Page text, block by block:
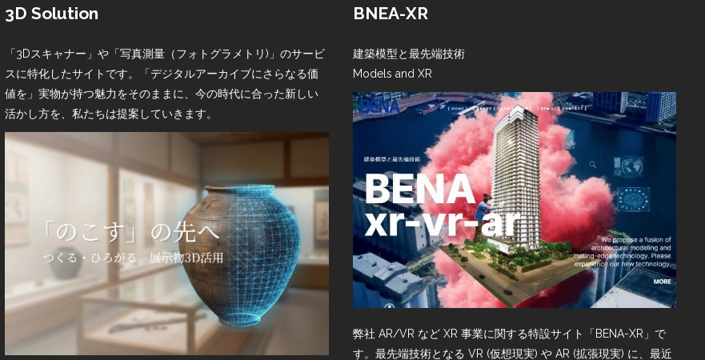
3D Solution
「3Dスキャナー」や「写真測量（フォトグラメトリ)」のサービ
スに特化したサイトです。「デジタルアーカイブにさらなる価
値を」実物が持つ魅力をそのままに、今の時代に合った新しい
活かし方を、私たちは提案していきます。
BNEA-XR
建築模型と最先端技術
Models and XR
弊社 AR/VR など XR 事業に関する特設サイト「BENA-XR」で
す。最先端技術となる VR (仮想現実) や AR (拡張現実) に、最近